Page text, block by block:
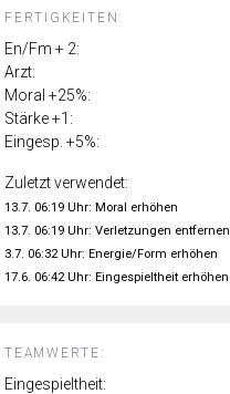
TEAMWERTE:
Eingespieltheit:
FERTIGKEITEN:
En/Fm + 2:
Arzt:
Moral +25%:
Stärke +1:
Eingesp. +5%:
Zuletzt verwendet:
13.7. 06:19 Uhr: Moral erhöhen
13.7. 06:19 Uhr: Verletzungen entfernen
3.7. 06:32 Uhr: Energie/Form erhöhen
17.6. 06:42 Uhr: Eingespieltheit erhöhen